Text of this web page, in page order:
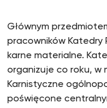
Głównym
pracowników Katedry
karne materialne.
organizuje co roku, w
Karnistyczne
poświęcone